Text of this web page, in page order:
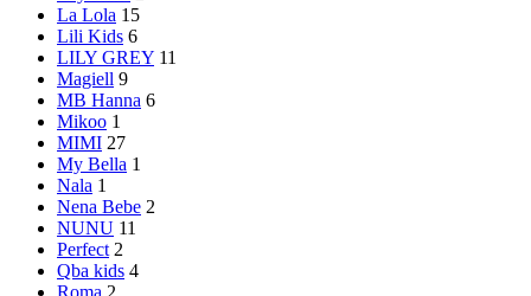
La Lola 15
Lili Kids 6
LILY GREY 11
Magiell 9
MB Hanna 6
Mikoo 1
MIMI 27
My Bella 1
Nala 1
Nena Bebe 2
NUNU 11
Perfect 2
Qba kids 4
Roma 2